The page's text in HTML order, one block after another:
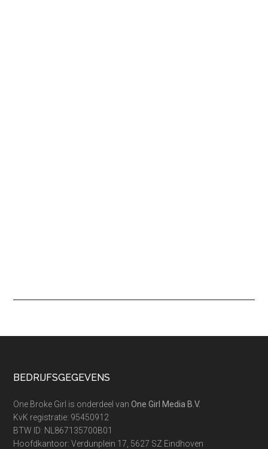
Footer
BEDRIJFSGEGEVENS
One Broke Girl is onderdeel vanOne Girl Media B.V.
KvK registratie: 95450912
BTW ID: NL867135700B01
Hoofdkantoor: Verdunplein 17, 5627 SZ Eindhoven